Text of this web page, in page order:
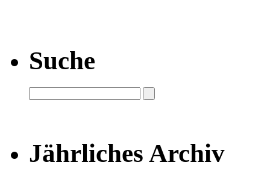
Suche
Jährliches Archiv